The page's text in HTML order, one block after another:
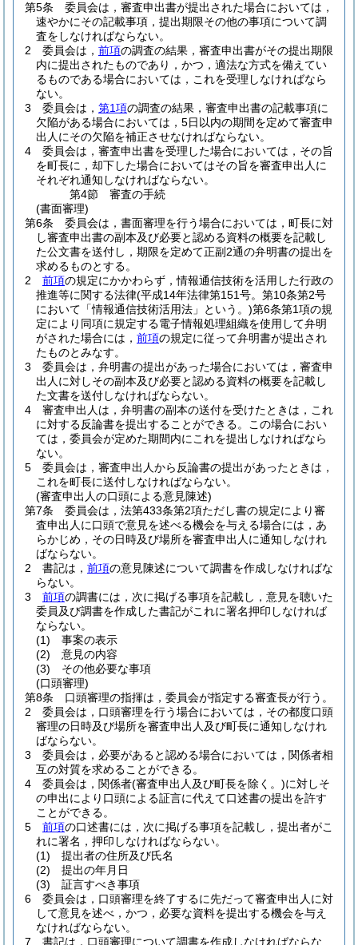
第5条
委員会は，審査申出書が提出された場合においては，
速やかにその記載事項，提出期限その他の事項について調
査をしなければならない。
2
委員会は， 前項の調査の結果，審査申出書がその提出期限
内に提出されたものであり，かつ，適法な方式を備えてい
るものである場合においては，これを受理しなければなら
ない。
3
委員会は， 第1項の調査の結果，審査申出書の記載事項に
欠陥がある場合においては，5日以内の期間を定めて審査申
出人にその欠陥を補正させなければならない。
4
委員会は，審査申出書を受理した場合においては，その旨
を町長に，却下した場合においてはその旨を審査申出人に
それぞれ通知しなければならない。
第4節
審査の手続
(書面審理)
第6条
委員会は，書面審理を行う場合においては，町長に対
し審査申出書の副本及び必要と認める資料の概要を記載し
た公文書を送付し，期限を定めて正副2通の弁明書の提出を
求めるものとする。
2
前項の規定にかかわらず，情報通信技術を活用した行政の
推進等に関する法律(平成14年法律第151号。第10条第2号
において「情報通信技術活用法」という。)第6条第1項の規
定により同項に規定する電子情報処理組織を使用して弁明
がされた場合には， 前項の規定に従って弁明書が提出され
たものとみなす。
3
委員会は，弁明書の提出があった場合においては，審査申
出人に対しその副本及び必要と認める資料の概要を記載し
た文書を送付しなければならない。
4
審査申出人は，弁明書の副本の送付を受けたときは，これ
に対する反論書を提出することができる。
この場合におい
ては，委員会が定めた期間内にこれを提出しなければなら
ない。
5
委員会は，審査申出人から反論書の提出があったときは，
これを町長に送付しなければならない。
(審査申出人の口頭による意見陳述)
第7条
委員会は，法第433条第2項ただし書の規定により審
査申出人に口頭で意見を述べる機会を与える場合には，あ
らかじめ，その日時及び場所を審査申出人に通知しなけれ
ばならない。
2
書記は， 前項の意見陳述について調書を作成しなければな
らない。
3
前項の調書には，次に掲げる事項を記載し，意見を聴いた
委員及び調書を作成した書記がこれに署名押印しなければ
ならない。
(1)
事案の表示
(2)
意見の内容
(3)
その他必要な事項
(口頭審理)
第8条
口頭審理の指揮は，委員会が指定する審査長が行う。
2
委員会は，口頭審理を行う場合においては，その都度口頭
審理の日時及び場所を審査申出人及び町長に通知しなけれ
ばならない。
3
委員会は，必要があると認める場合においては，関係者相
互の対質を求めることができる。
4
委員会は，関係者(審査申出人及び町長を除く。)に対しそ
の申出により口頭による証言に代えて口述書の提出を許す
ことができる。
5
前項の口述書には，次に掲げる事項を記載し，提出者がこ
れに署名，押印しなければならない。
(1)
提出者の住所及び氏名
(2)
提出の年月日
(3)
証言すべき事項
6
委員会は，口頭審理を終了するに先だって審査申出人に対
して意見を述べ，かつ，必要な資料を提出する機会を与え
なければならない。
7
書記は，口頭審理について調書を作成しなければならな